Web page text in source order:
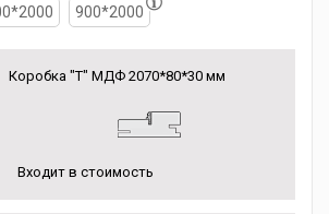
900*2000
Коробка "Т" МДФ 2070*80*30 мм
Входит в стоимость